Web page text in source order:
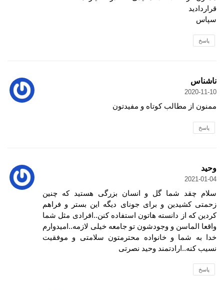
قراردادید
سپاس
پاسخ
ناشناس
2020-11-10
ممنون از مطالب کوتاه و مفیدتون
پاسخ
وحید
2021-01-04
سلام چقد شما گل و انسان بزرگی هستید که چنین
زحمتی کشیدین و برای جونای دیگه این بستر و فراهم
کردین که از دانسته هاتون استفاده کنن..افرادی مثل شما
واقعا الماسن و وجودشون تو جامعه خیلی لازمه..امیدوارم
خدا به شما و خانواده محترمتون سلامتی و موفقیت
نسیب کنه..ارادتمند وحید نصرتی
پاسخ